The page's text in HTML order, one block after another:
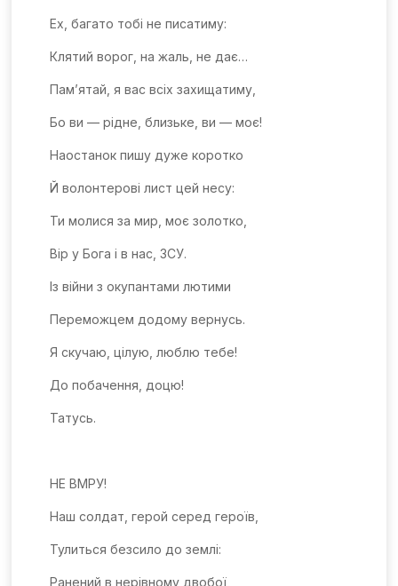
Ех, багато тобі не писатиму:
Клятий ворог, на жаль, не дає…
Пам’ятай, я вас всіх захищатиму,
Бо ви — рідне, близьке, ви — моє!
Наостанок пишу дуже коротко
Й волонтерові лист цей несу:
Ти молися за мир, моє золотко,
Вір у Бога і в нас, ЗСУ.
Із війни з окупантами лютими
Переможцем додому вернусь.
Я скучаю, цілую, люблю тебе!
До побачення, доцю!
Татусь.
НЕ ВМРУ!
Наш солдат, герой серед героїв,
Тулиться безсило до землі:
Ранений в нерівному двобої,